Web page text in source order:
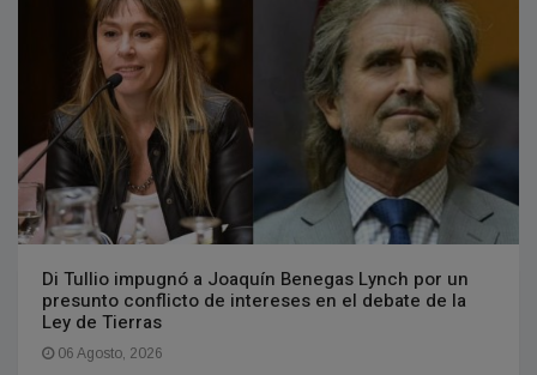
Di Tullio impugnó a Joaquín Benegas Lynch por un
presunto conflicto de intereses en el debate de la
Ley de Tierras
06 Agosto, 2026